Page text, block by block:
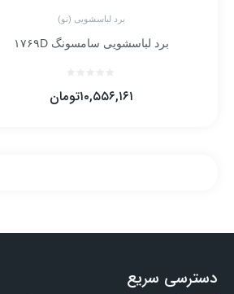
برد لباسشویی (نو)
برد لباسشویی سامسونگ ۱۷۶۹D
تومان۱۰,۵۵۶,۱۶۱
دسترسی سریع